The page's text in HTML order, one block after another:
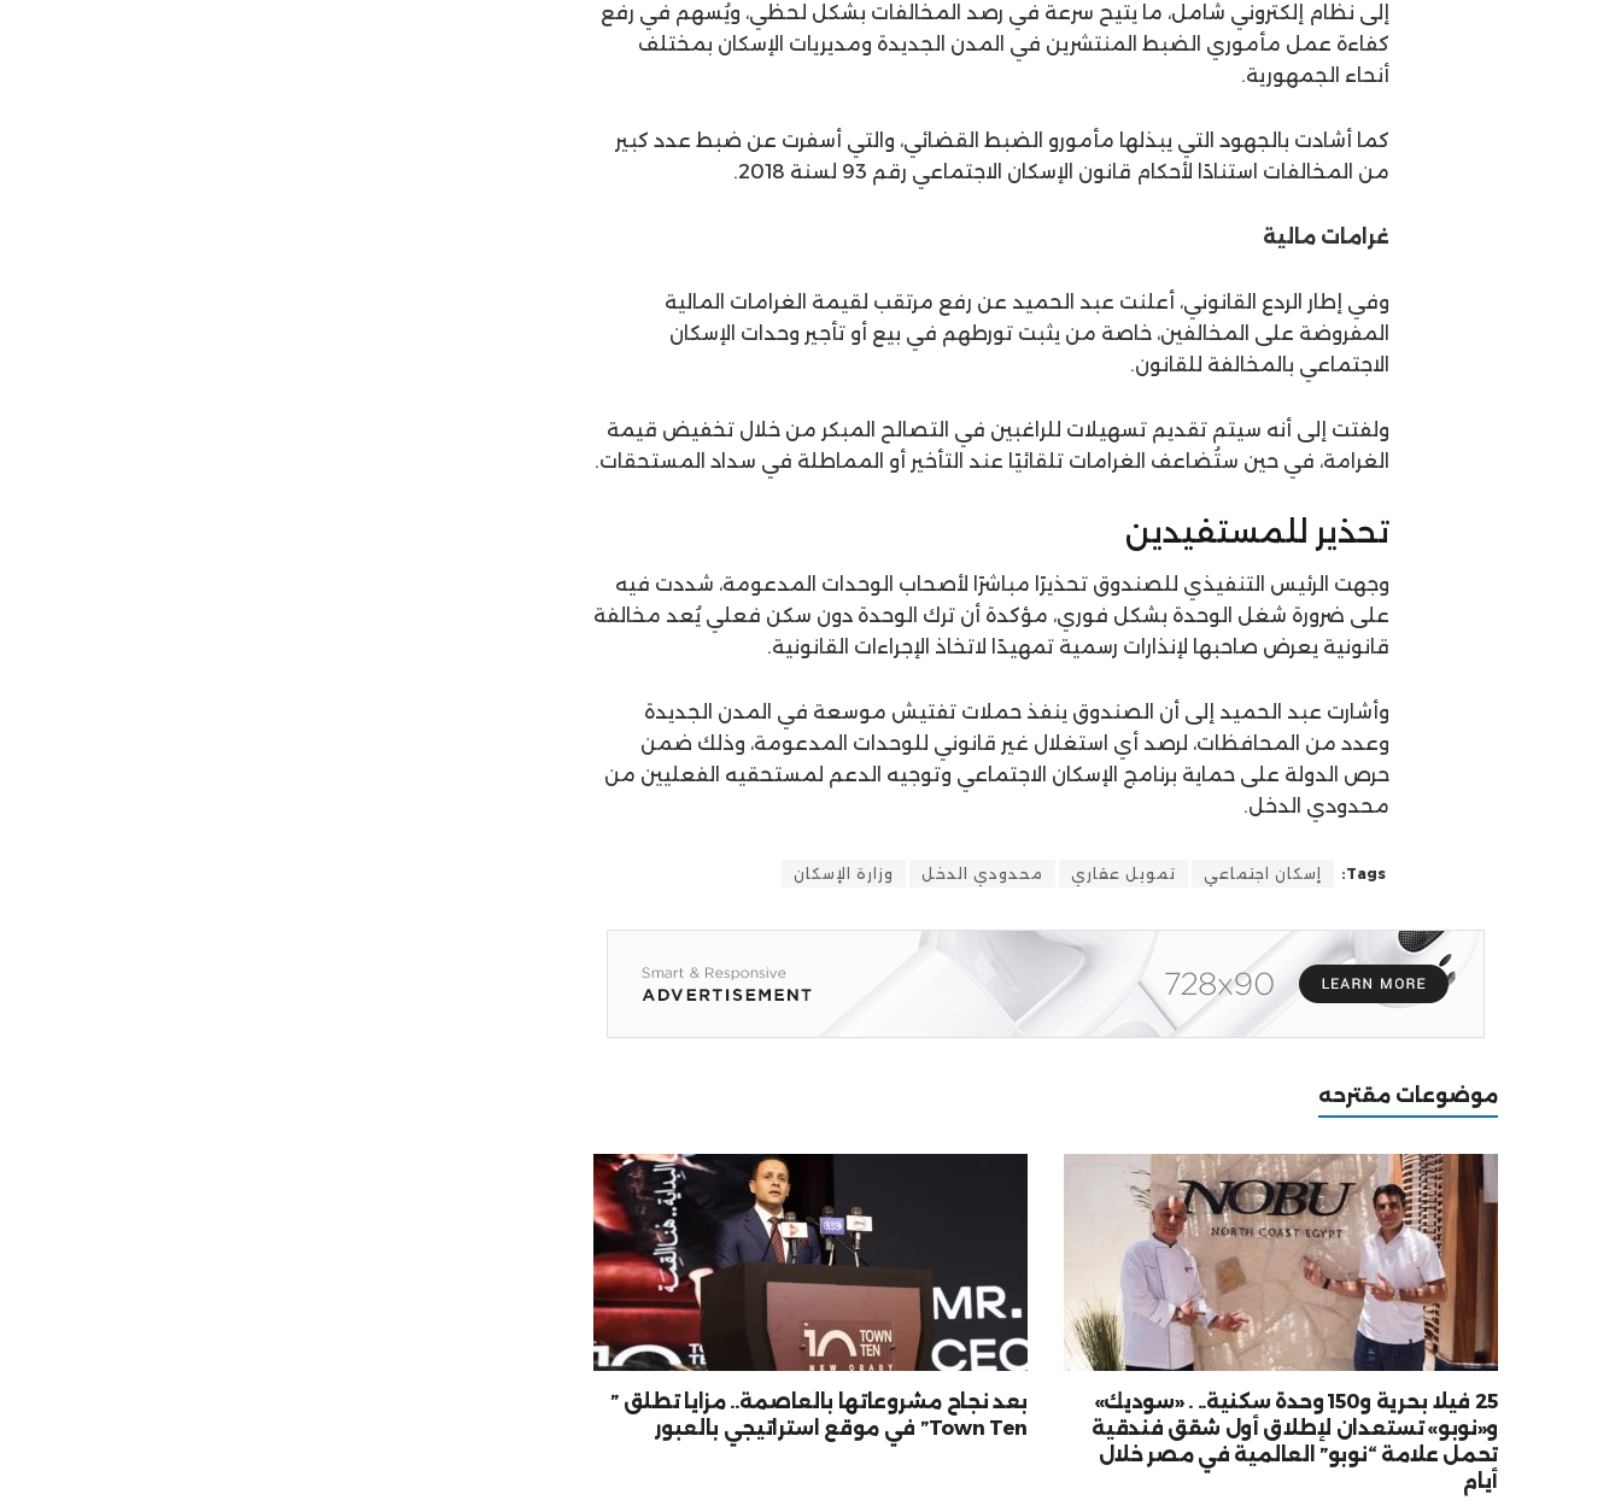
إلى نظام إلكتروني شامل، ما يتيح سرعة في رصد المخالفات بشكل لحظي، ويُسهم في رفع
كفاءة عمل مأموري الضبط المنتشرين في المدن الجديدة ومديريات الإسكان بمختلف
أنحاء الجمهورية.
كما أشادت بالجهود التي يبذلها مأمورو الضبط القضائي، والتي أسفرت عن ضبط عدد كبير
من المخالفات استنادًا لأحكام قانون الإسكان الاجتماعي رقم 93 لسنة 2018.
غرامات مالية
وفي إطار الردع القانوني، أعلنت عبد الحميد عن رفع مرتقب لقيمة الغرامات المالية
المفروضة على المخالفين، خاصة من يثبت تورطهم في بيع أو تأجير وحدات الإسكان
الاجتماعي بالمخالفة للقانون.
ولفتت إلى أنه سيتم تقديم تسهيلات للراغبين في التصالح المبكر من خلال تخفيض قيمة
الغرامة، في حين ستُضاعف الغرامات تلقائيًا عند التأخير أو المماطلة في سداد المستحقات.
تحذير للمستفيدين
وجهت الرئيس التنفيذي للصندوق تحذيرًا مباشرًا لأصحاب الوحدات المدعومة، شددت فيه
على ضرورة شغل الوحدة بشكل فوري، مؤكدة أن ترك الوحدة دون سكن فعلي يُعد مخالفة
قانونية يعرض صاحبها لإنذارات رسمية تمهيدًا لاتخاذ الإجراءات القانونية.
وأشارت عبد الحميد إلى أن الصندوق ينفذ حملات تفتيش موسعة في المدن الجديدة
وعدد من المحافظات، لرصد أي استغلال غير قانوني للوحدات المدعومة، وذلك ضمن
حرص الدولة على حماية برنامج الإسكان الاجتماعي وتوجيه الدعم لمستحقيه الفعليين من
محدودي الدخل.
Tags: إسكان اجتماعي تمويل عقاري محدودي الدخل وزارة الإسكان
موضوعات مقترحه
25 فيلا بحرية و150 وحدة سكنية.. . «سوديك»
و«نوبو» تستعدان لإطلاق أول شقق فندقية
تحمل علامة “نوبو” العالمية في مصر خلال
أيام
بعد نجاح مشروعاتها بالعاصمة.. مزايا تطلق ”
Town Ten” في موقع استراتيجي بالعبور